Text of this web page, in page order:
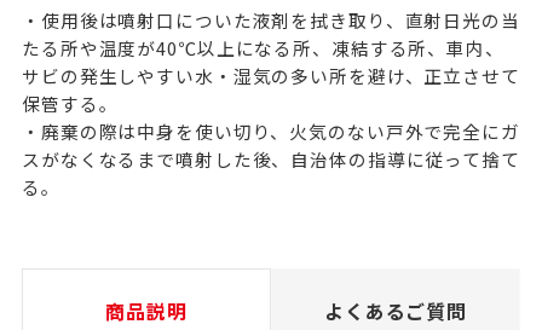
・使用後は噴射口についた液剤を拭き取り、直射日光の当
たる所や温度が40℃以上になる所、凍結する所、車内、
サビの発生しやすい水・湿気の多い所を避け、正立させて
保管する。
・廃棄の際は中身を使い切り、火気のない戸外で完全にガ
スがなくなるまで噴射した後、自治体の指導に従って捨て
る。
商品説明 よくあるご質問